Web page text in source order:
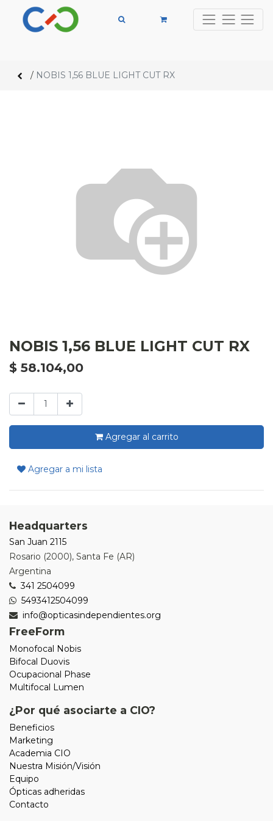
/ NOBIS 1,56 BLUE LIGHT CUT RX
NOBIS 1,56 BLUE LIGHT CUT RX
$ 58.104,00
Agregar al carrito
Agregar a mi lista
Headquarters
San Juan 2115
Rosario (2000), Santa Fe (AR)
Argentina
341 2504099
5493412504099
info@opticasindependientes.org
FreeForm
Monofocal Nobis
Bifocal Duovis
Ocupacional Phase
Multifocal Lumen
¿Por qué asociarte a CIO?
Beneficios
Marketing
Academia CIO
Nuestra Misión/Visión
Equipo
Ópticas adheridas
Contacto